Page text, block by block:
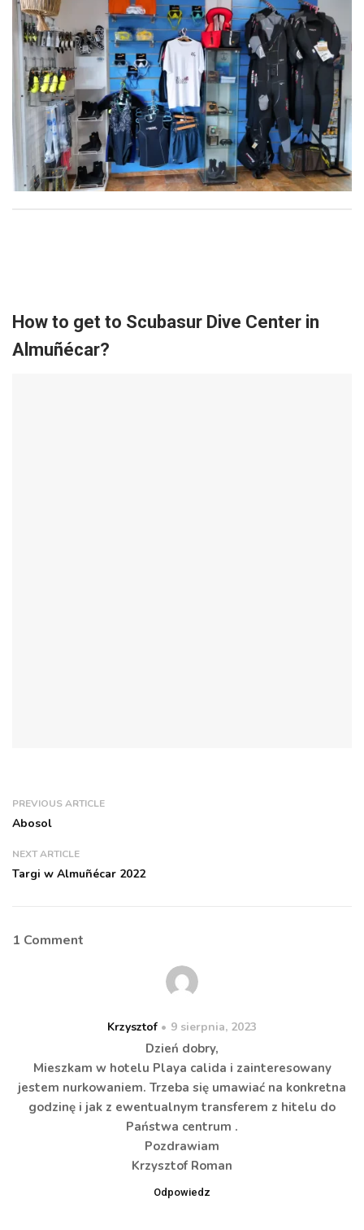
How to get to Scubasur Dive Center in
Almuñécar?
PREVIOUS ARTICLE
Abosol
NEXT ARTICLE
Targi w Almuñécar 2022
1 Comment
Krzysztof 9 sierpnia, 2023
Dzień dobry,
Mieszkam w hotelu Playa calida i zainteresowany
jestem nurkowaniem. Trzeba się umawiać na konkretna
godzinę i jak z ewentualnym transferem z hitelu do
Państwa centrum .
Pozdrawiam
Krzysztof Roman
Odpowiedz